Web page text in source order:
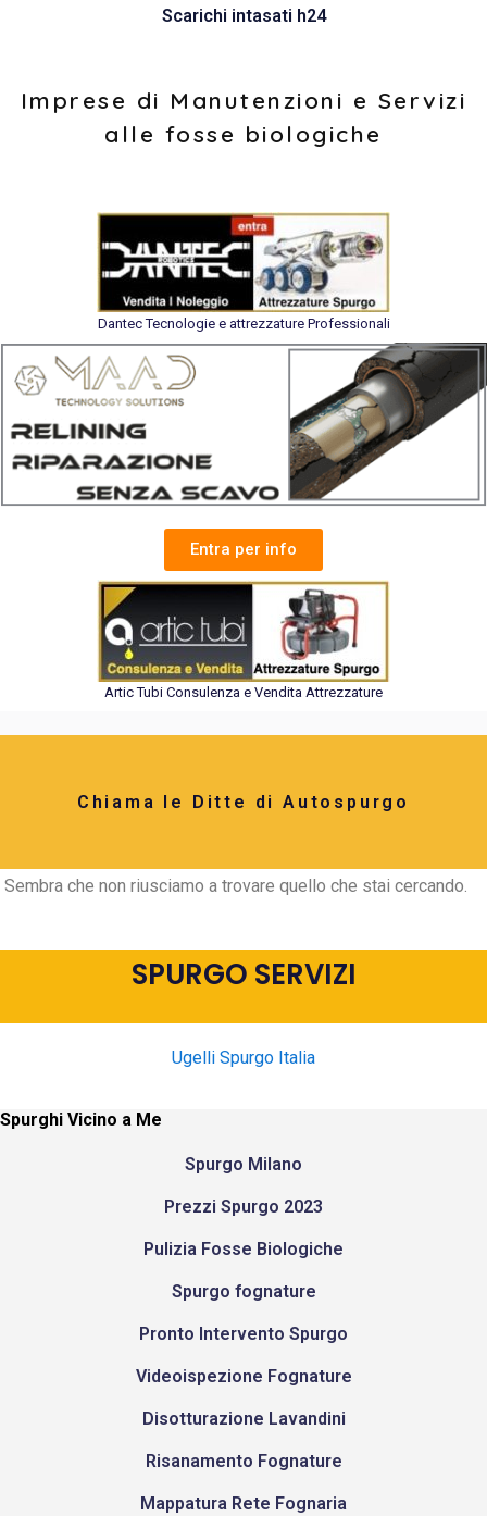
Scarichi intasati h24
Imprese di Manutenzioni e Servizi
alle fosse biologiche
Dantec Tecnologie e attrezzature Professionali
Entra per info
Artic Tubi Consulenza e Vendita Attrezzature
Chiama le Ditte di Autospurgo
Sembra che non riusciamo a trovare quello che stai cercando.
SPURGO SERVIZI
Ugelli Spurgo Italia
Spurghi Vicino a Me
Spurgo Milano
Prezzi Spurgo 2023
Pulizia Fosse Biologiche
Spurgo fognature
Pronto Intervento Spurgo
Videoispezione Fognature
Disotturazione Lavandini
Risanamento Fognature
Mappatura Rete Fognaria